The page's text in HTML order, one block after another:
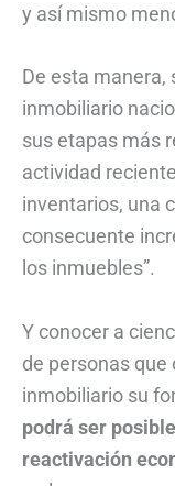
y así mismo
De esta manera,
inmobiliario
sus etapas más
actividad
inventarios, una
consecuente
los inmuebles”.
Y conocer a
de personas que
inmobiliario su
podrá ser
reactivación